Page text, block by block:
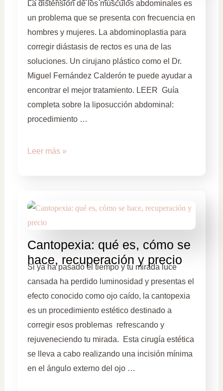
La distensión de los músculos abdominales es
un problema que se presenta con frecuencia en
hombres y mujeres. La abdominoplastia para
corregir diástasis de rectos es una de las
soluciones. Un cirujano plástico como el Dr.
Miguel Fernández Calderón te puede ayudar a
encontrar el mejor tratamiento. LEER Guía
completa sobre la liposucción abdominal:
procedimiento …
Leer más »
Cantopexia: qué es, cómo se
hace, recuperación y precio
Si ya ha pasado el tiempo y tu mirada luce
cansada ha perdido luminosidad y presentas el
efecto conocido como ojo caído, la cantopexia
es un procedimiento estético destinado a
corregir esos problemas refrescando y
rejuveneciendo tu mirada. Esta cirugía estética
se lleva a cabo realizando una incisión mínima
en el ángulo externo del ojo …